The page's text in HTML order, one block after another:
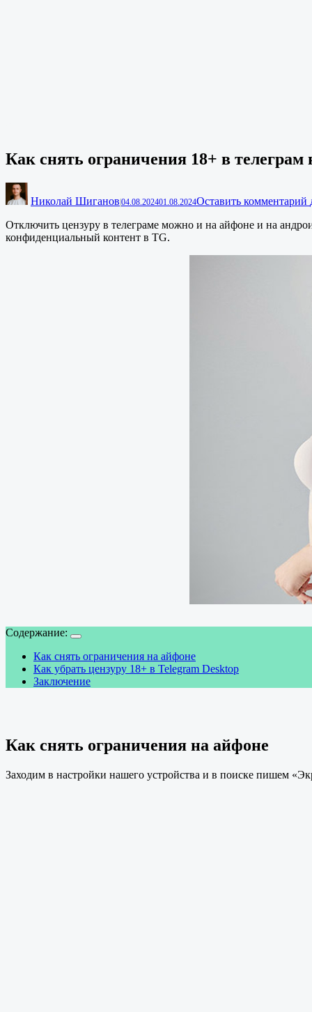
Как снять ограничения 18+ в
Николай Шиганов 04.08.202401.08.2024Оставить комментарий
Отключить цензуру в телеграме можно и на айфоне и на
конфиденциальный контент в TG.
Содержание:
Как снять ограничения на айфоне
Как убрать цензуру 18+ в Telegram Desktop
Заключение
Как снять ограничения на айфоне
Заходим в настройки нашего устройства и в поиске пишем